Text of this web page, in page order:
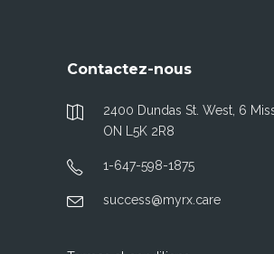
Contactez-nous
2400 Dundas St. West, 6
ON L5K 2R8
1-647-598-1875
success@myrx.care